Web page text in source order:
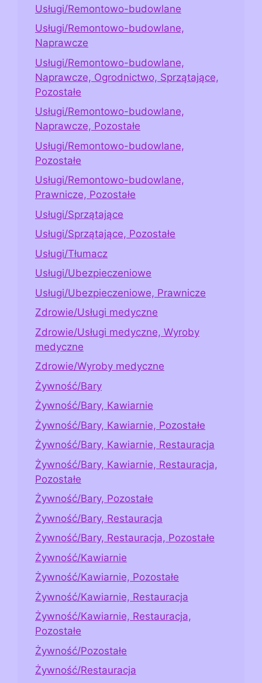
Usługi/Remontowo-budowlane
Usługi/Remontowo-budowlane,
Naprawcze
Usługi/Remontowo-budowlane,
Naprawcze, Ogrodnictwo, Sprzątające,
Pozostałe
Usługi/Remontowo-budowlane,
Naprawcze, Pozostałe
Usługi/Remontowo-budowlane,
Pozostałe
Usługi/Remontowo-budowlane,
Prawnicze, Pozostałe
Usługi/Sprzątające
Usługi/Sprzątające, Pozostałe
Usługi/Tłumacz
Usługi/Ubezpieczeniowe
Usługi/Ubezpieczeniowe, Prawnicze
Zdrowie/Usługi medyczne
Zdrowie/Usługi medyczne, Wyroby
medyczne
Zdrowie/Wyroby medyczne
Żywność/Bary
Żywność/Bary, Kawiarnie
Żywność/Bary, Kawiarnie, Pozostałe
Żywność/Bary, Kawiarnie, Restauracja
Żywność/Bary, Kawiarnie, Restauracja,
Pozostałe
Żywność/Bary, Pozostałe
Żywność/Bary, Restauracja
Żywność/Bary, Restauracja, Pozostałe
Żywność/Kawiarnie
Żywność/Kawiarnie, Pozostałe
Żywność/Kawiarnie, Restauracja
Żywność/Kawiarnie, Restauracja,
Pozostałe
Żywność/Pozostałe
Żywność/Restauracja